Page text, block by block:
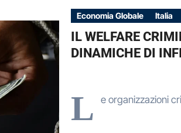
Economia Globale Italia
IL WELFARE
DINAMICHE DI
L
e organizzazioni